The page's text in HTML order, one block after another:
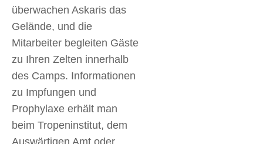
überwachen Askaris das
Gelände, und die
Mitarbeiter begleiten Gäste
zu Ihren Zelten innerhalb
des Camps. Informationen
zu Impfungen und
Prophylaxe erhält man
beim Tropeninstitut, dem
Auswärtigen Amt oder